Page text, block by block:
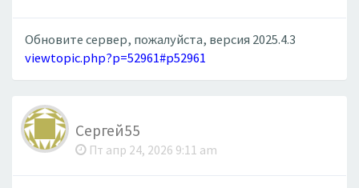
Обновите сервер, пожалуйста, версия 2025.4.3
viewtopic.php?p=52961#p52961
Сергей55
Пт апр 24, 2026 9:11 am